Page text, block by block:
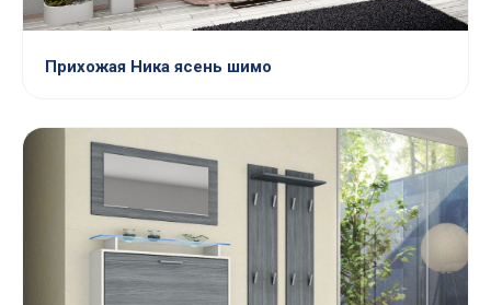
Прихожая Ника ясень шимо